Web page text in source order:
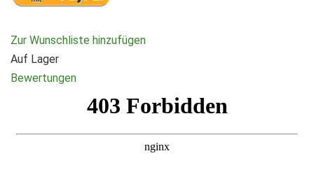
Zur Wunschliste hinzufügen
Auf Lager
Bewertungen